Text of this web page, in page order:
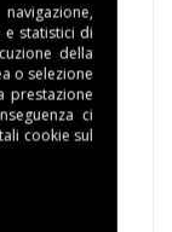
cremosità
100
IN
13.00
statistici di
della
o selezione
prestazione
ci
cookie sul